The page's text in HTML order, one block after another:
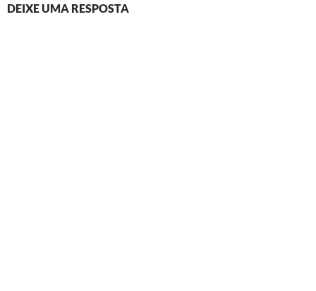
DEIXE UMA RESPOSTA